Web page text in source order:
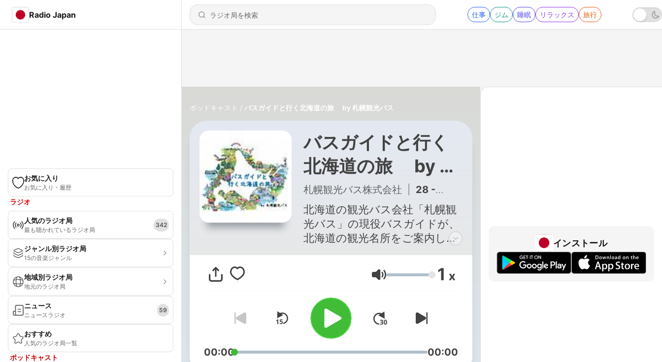
Radio Japan 仕事 ジム 睡眠 リラックス 旅行
お気に入り
お気に入り・履歴
ラジオ
人気のラジオ局
最も聴かれているラジオ局
342
ジャンル別ラジオ局
15の音楽ジャンル
地域別ラジオ局
地元のラジオ局
ニュース
ニュースラジオ
59
おすすめ
人気のラジオ局一覧
ポッドキャスト
ポッドキャスト バスガイドと行く北海道の旅 by 札幌観光バス
バスガイドと行く
北海道の旅 by 札
幌観光バス
札幌観光バス株式会社 28 - #028 様々な顔をもつ「千歳市」のご紹介。千歳市の名物で、秋の味覚の代表でもある「鮭」のお話も。
北海道の観光バス会社「札幌観
光バス」の現役バスガイドが、
北海道の観光名所をご案内した
り、ご当地グルメなど北海道旅
行の役に立つ情報をお届けする
ライブ中や旅の計画を立てる時
などに聞いていただき、これか
ら行く場所の予習をしていただ
いたり、行った先の観光地で案
内を聞きながら観光を楽しんで
音量 1 x
00:00 00:00
インストール